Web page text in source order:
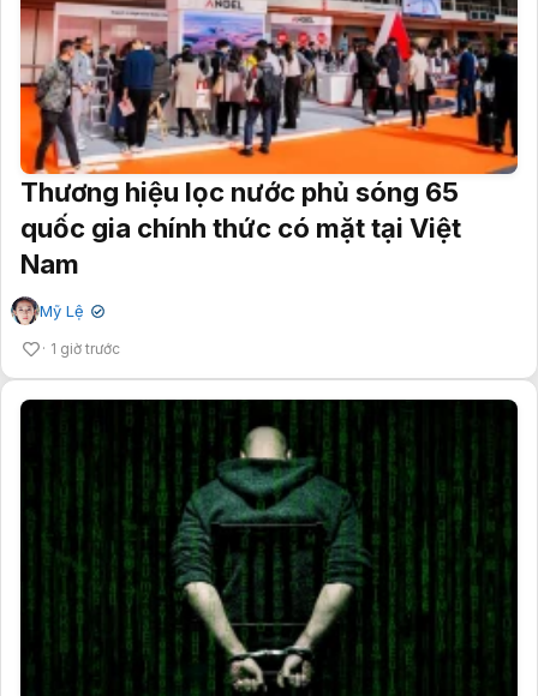
Thương hiệu lọc nước phủ sóng 65
quốc gia chính thức có mặt tại Việt
Nam
Mỹ Lệ ✔
1 giờ trước